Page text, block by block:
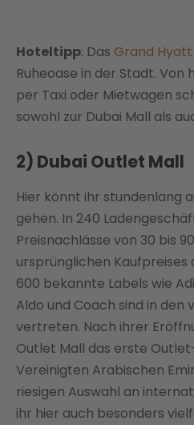
Hoteltipp: Das Grand
Ruheoase in der Stadt. Von
per Taxi oder Mietwagen
sowohl zur Dubai Mall als
2) Dubai Outlet Mall
Hier könnt ihr stundenlang
gehen. In 240
Preisnachlässe von 30 bis
ursprünglichen Kaufpreises
600 bekannte Labels wie
Aldo und Coach sind in den
vertreten. Nach ihrer
Outlet Mall das erste
Vereinigten Arabischen
riesigen Auswahl an
ihr hier auch besonders